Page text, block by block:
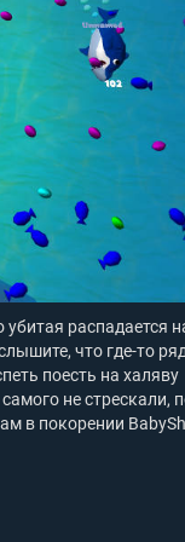
распадается
что где-то
поесть на халяву
не стрескали,
в покорении